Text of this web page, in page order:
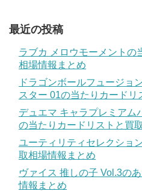
最近の投稿
ラブカ メロウモーメントの
相場情報まとめ
ドラゴンボールフュージョ
スター 01の当たりカードリ
デュエマ キャラプレミアム
の当たりカードリストと買
ユーティリティセレクショ
取相場情報まとめ
ヴァイス 推しの子 Vol.3の
情報まとめ